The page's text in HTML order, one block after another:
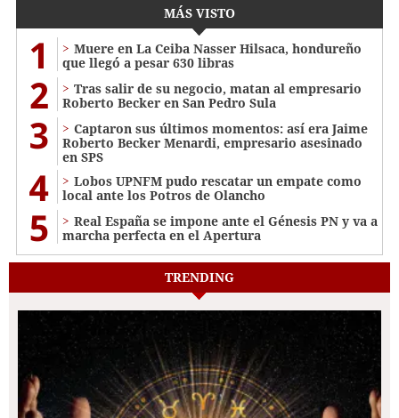
MÁS VISTO
1
Muere en La Ceiba Nasser Hilsaca, hondureño
que llegó a pesar 630 libras
2
Tras salir de su negocio, matan al empresario
Roberto Becker en San Pedro Sula
3
Captaron sus últimos momentos: así era Jaime
Roberto Becker Menardi​​​, empresario asesinado
en SPS
4
Lobos UPNFM pudo rescatar un empate como
local ante los Potros de Olancho
5
Real España se impone ante el Génesis PN y va a
marcha perfecta en el Apertura
TRENDING